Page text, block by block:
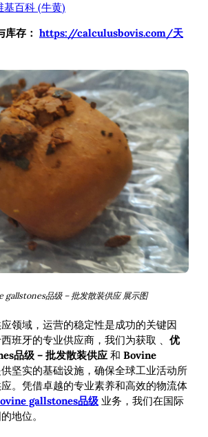
基百科 (牛黄)
库存： https://calculusbovis.com/天
gallstones品级 – 批发散装供应 展示图
领域，运营的稳定性是成功的关键因
班牙的专业供应商，我们为获取 、 优
品级 – 批发散装供应 和 Bovine
坚实的基础设施，确保全球工业活动所
。凭借卓越的专业素养和高效的物流体
gallstones品级 业务，我们在国际
地位。